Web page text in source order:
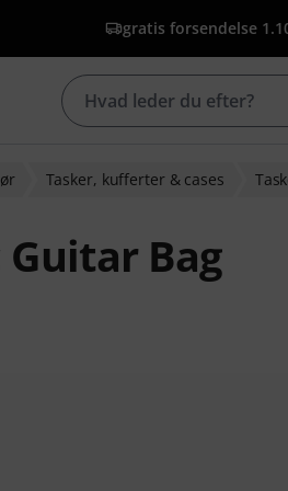
gratis forsendelse
Tasker, kufferter & cases
Guitar Bag